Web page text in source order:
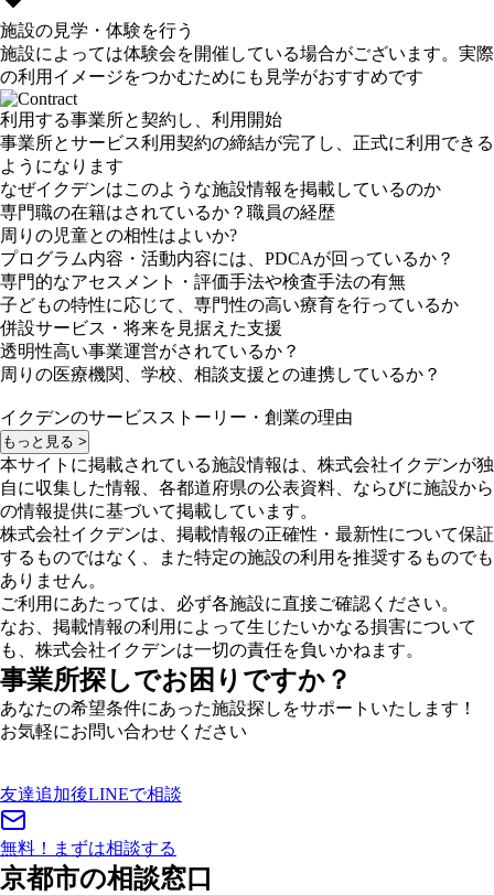
施設の見学・体験を行う
施設によっては体験会を開催している場合がございます。実際
の利用イメージをつかむためにも見学がおすすめです
利用する事業所と契約し、利用開始
事業所とサービス利用契約の締結が完了し、正式に利用できる
ようになります
なぜイクデンはこのような施設情報を掲載しているのか
専門職の在籍はされているか？職員の経歴
周りの児童との相性はよいか?
プログラム内容・活動内容には、PDCAが回っているか？
専門的なアセスメント・評価手法や検査手法の有無
子どもの特性に応じて、専門性の高い療育を行っているか
併設サービス・将来を見据えた支援
透明性高い事業運営がされているか？
周りの医療機関、学校、相談支援との連携しているか？
イクデンのサービスストーリー・創業の理由
もっと見る >
本サイトに掲載されている施設情報は、株式会社イクデンが独
自に収集した情報、各都道府県の公表資料、ならびに施設から
の情報提供に基づいて掲載しています。
株式会社イクデンは、掲載情報の正確性・最新性について保証
するものではなく、また特定の施設の利用を推奨するものでも
ありません。
ご利用にあたっては、必ず各施設に直接ご確認ください。
なお、掲載情報の利用によって生じたいかなる損害について
も、株式会社イクデンは一切の責任を負いかねます。
事業所探しでお困りですか？
あなたの希望条件にあった施設探しをサポートいたします！
お気軽にお問い合わせください
友達追加後LINEで相談
無料！ まずは相談する
京都市の相談窓口